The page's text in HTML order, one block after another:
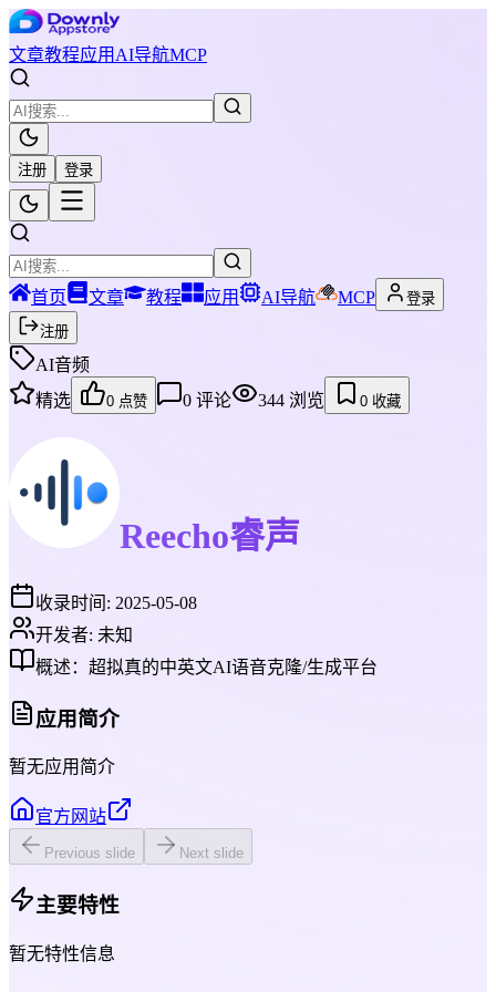
文章教程应用 AI导航MCP
注册 登录
首页 文章 教程 应用 AI导航 MCP
登录
注册
AI音频
精选
0 点赞 0 评论 344 浏览 0 收藏
Reecho睿声
收录时间: 2025-05-08
开发者: 未知
概述： 超拟真的中英文AI语音克隆/生成平台
应用简介
暂无应用简介
官方网站
Previous slide Next slide
主要特性
暂无特性信息